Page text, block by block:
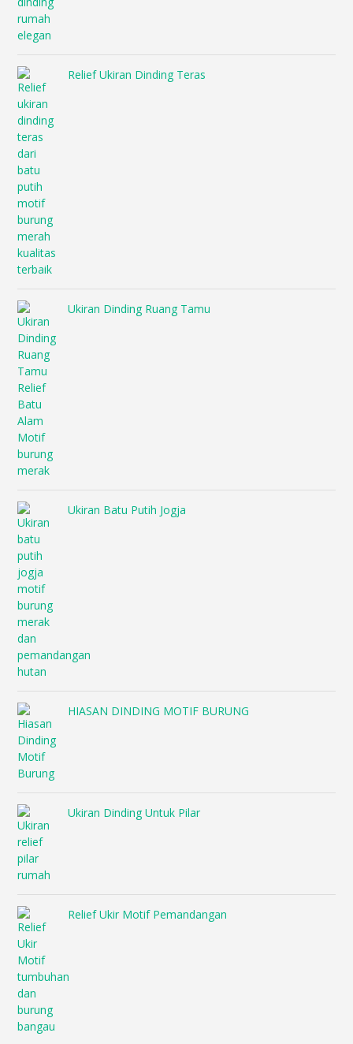
Relief Ukiran Dinding Teras
Ukiran Dinding Ruang Tamu
Ukiran Batu Putih Jogja
HIASAN DINDING MOTIF BURUNG
Ukiran Dinding Untuk Pilar
Relief Ukir Motif Pemandangan